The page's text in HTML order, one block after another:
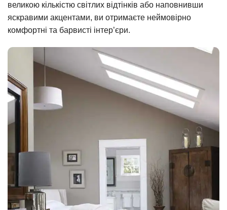
великою кількістю світлих відтінків або наповнивши
яскравими акцентами, ви отримаєте неймовірно
комфортні та барвисті інтер’єри.